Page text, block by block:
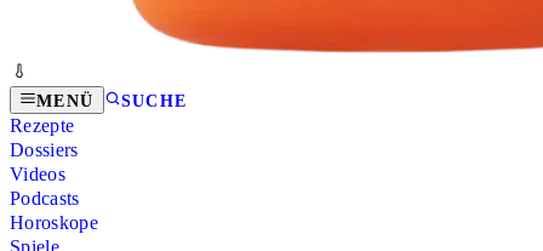
MENÜ SUCHE
Rezepte
Dossiers
Videos
Podcasts
Horoskope